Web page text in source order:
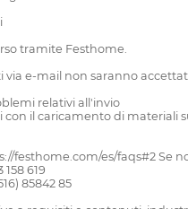
tramite Festhome.
via e-mail non saranno
relativi all'invio
con il caricamento di materiali
festhome.com/es/faqs#2 Se
619
85842 85